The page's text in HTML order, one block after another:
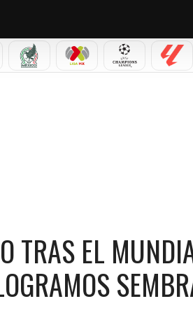
SELECCIÓN MEXICANA
LIGA MX CHAMPIONS
TRAS EL